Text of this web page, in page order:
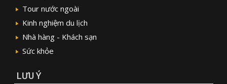
Tour nước ngoài
Kinh nghiệm du lịch
Nhà hàng - Khách sạn
Sức khỏe
LƯU Ý